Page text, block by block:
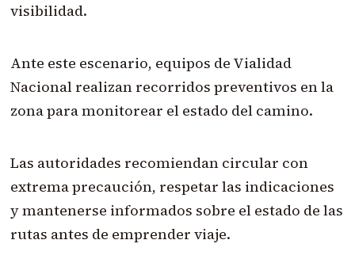
visibilidad.
Ante este escenario, equipos de Vialidad
Nacional realizan recorridos preventivos en la
zona para monitorear el estado del camino.
Las autoridades recomiendan circular con
extrema precaución, respetar las indicaciones
y mantenerse informados sobre el estado de las
rutas antes de emprender viaje.